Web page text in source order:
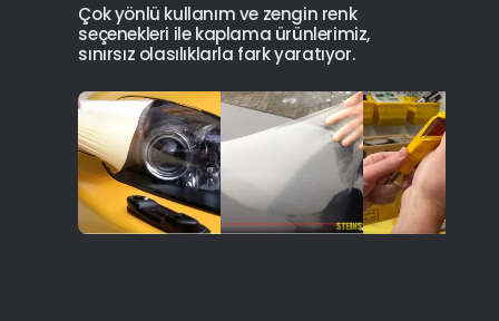
Çok yönlü kullanım ve zengin renk
seçenekleri ile kaplama ürünlerimiz,
sınırsız olasılıklarla fark yaratıyor.